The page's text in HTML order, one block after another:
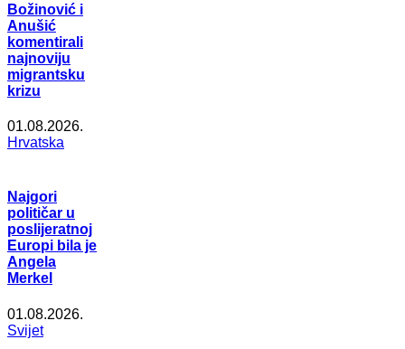
Božinović i
Anušić
komentirali
najnoviju
migrantsku
krizu
01.08.2026.
Hrvatska
Najgori
političar u
poslijeratnoj
Europi bila je
Angela
Merkel
01.08.2026.
Svijet